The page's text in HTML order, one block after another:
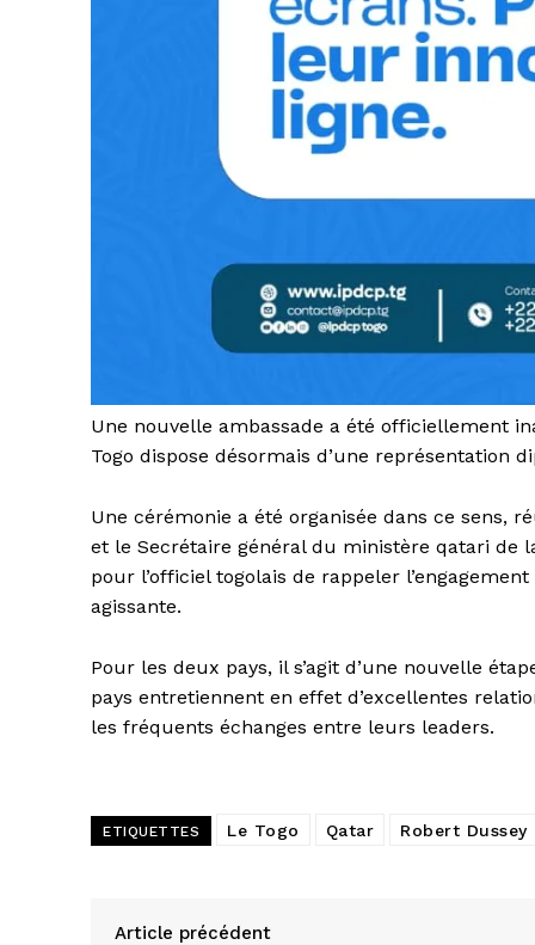
Une nouvelle ambassade a été officiellement
Togo dispose désormais d’une représentation
Une cérémonie a été organisée dans ce sens,
et le Secrétaire général du ministère qatari de
pour l’officiel togolais de rappeler
agissante.
Pour les deux pays, il s’agit d’une nouvelle
pays entretiennent en effet d’excellentes
les fréquents échanges entre leurs leaders.
ETIQUETTES Le Togo Qatar Robert Dussey
Article précédent